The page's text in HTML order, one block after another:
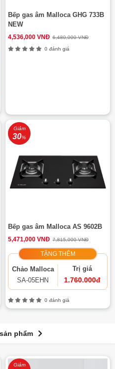
Bếp gas âm Malloca GHG 733B
NEW
4,536,000 VNĐ 6,480,000 VNĐ
0 đánh giá
Giảm
30%
Bếp gas âm Malloca AS 9602B
5,471,000 VNĐ 7,815,000 VNĐ
TẶNG THÊM
Chảo Malloca
SA-05EHN
Trị giá
1.760.000đ
0 đánh giá
phẩm
Giảm